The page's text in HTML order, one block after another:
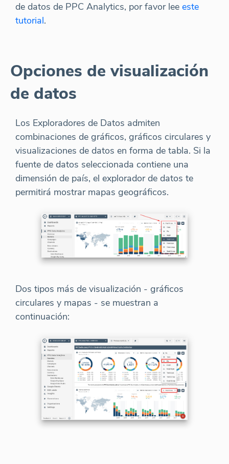
de datos de PPC Analytics, por favor lee este
tutorial.
Opciones de visualización
de datos
Los Exploradores de Datos admiten
combinaciones de gráficos, gráficos circulares y
visualizaciones de datos en forma de tabla. Si la
fuente de datos seleccionada contiene una
dimensión de país, el explorador de datos te
permitirá mostrar mapas geográficos.
Dos tipos más de visualización - gráficos
circulares y mapas - se muestran a
continuación: